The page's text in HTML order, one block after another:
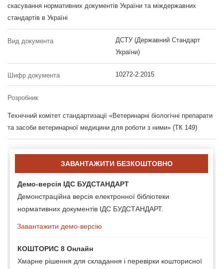
скасування нормативних документів України та міждержавних
стандартів в Україні
Вид документа
ДСТУ (Державний Стандарт
України)
Шифр документа 10272-2:2015
Розробник
Технічний комітет стандартизації «Ветеринарні біологічні препарати
та засоби ветеринарної медицини для роботи з ними» (ТК 149)
ЗАВАНТАЖИТИ БЕЗКОШТОВНО
Демо-версія ІДС БУДСТАНДАРТ
Демонстраційна версія електронної бібліотеки
нормативних документів ІДС БУДСТАНДАРТ.
Завантажити демо-версію
КОШТОРИС 8 Онлайн
Хмарне рішення для складання і перевірки кошторисної